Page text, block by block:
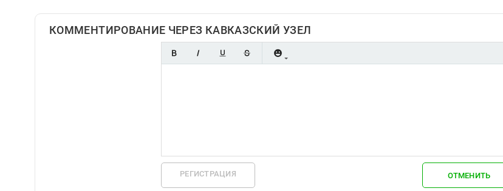
КОММЕНТИРОВАНИЕ ЧЕРЕЗ КАВКАЗСКИЙ УЗЕЛ
РЕГИСТРАЦИЯ ОТМЕНИТЬ